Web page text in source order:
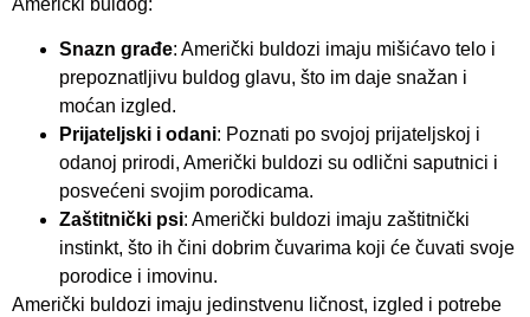
Američki buldog:
Snazn građe: Američki buldozi imaju mišićavo telo i
prepoznatljivu buldog glavu, što im daje snažan i
moćan izgled.
Prijateljski i odani: Poznati po svojoj prijateljskoj i
odanoj prirodi, Američki buldozi su odlični saputnici i
posvećeni svojim porodicama.
Zaštitnički psi: Američki buldozi imaju zaštitnički
instinkt, što ih čini dobrim čuvarima koji će čuvati svoje
porodice i imovinu.
Američki buldozi imaju jedinstvenu ličnost, izgled i potrebe